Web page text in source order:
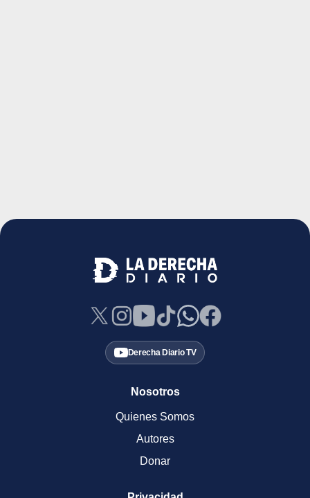
Derecha Diario TV
Nosotros
Quienes Somos
Autores
Donar